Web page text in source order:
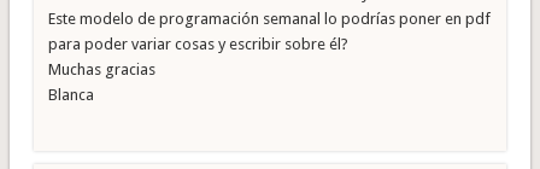
Este modelo de programación semanal lo podrías poner en pdf
para poder variar cosas y escribir sobre él?
Muchas gracias
Blanca